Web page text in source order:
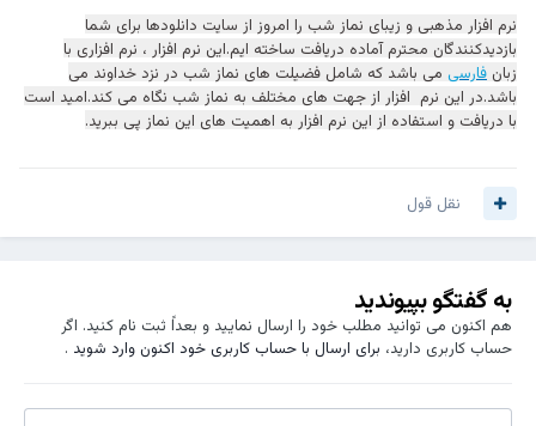
نرم افزار مذهبی و زیبای نماز شب را امروز از سایت دانلودها برای شما
بازدیدکنندگان محترم آماده دریافت ساخته ایم.این نرم افزار ، نرم افزاری با
زبان فارسیمی باشد که شامل فضیلت های نماز شب در نزد خداوند می
باشد.در این نرم افزار از جهت های مختلف به نماز شب نگاه می کند.امید است
با دریافت و استفاده از این نرم افزار به اهمیت های این نماز پی ببرید.
نقل قول
به گفتگو بپیوندید
هم اکنون می توانید مطلب خود را ارسال نمایید و بعداً ثبت نام کنید. اگر
حساب کاربری دارید، برای ارسال با حساب کاربری خود اکنون وارد شوید.